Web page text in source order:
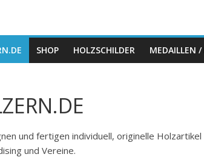
SHOP HOLZSCHILDER MEDAILLEN /
und fertigen individuell, originelle
und Vereine.